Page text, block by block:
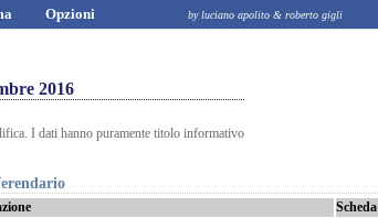
Opzioni by luciano apolito & roberto gigli
2016
I dati hanno puramente titolo informativo
Scheda